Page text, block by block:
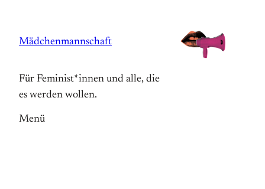
springen
Mädchenmannschaft
Für Feminist*innen und alle, die
es werden wollen.
Menü